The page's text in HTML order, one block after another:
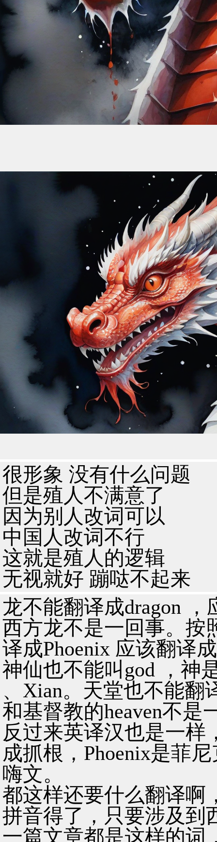
很形象 没有什么问题
但是殖人不满意了
因为别人改词可以
中国人改词不行
这就是殖人的逻辑
无视就好 蹦哒不起来
龙不能翻译成dragon
西方龙不是一回事。按
译成Phoenix 应该翻译
神仙也不能叫god ，神
、Xian。天堂也不能翻
和基督教的heaven不是
反过来英译汉也是一样
成抓根，Phoenix是菲
嗨文。
都这样还要什么翻译啊
拼音得了，只要涉及到
一篇文章都是这样的词